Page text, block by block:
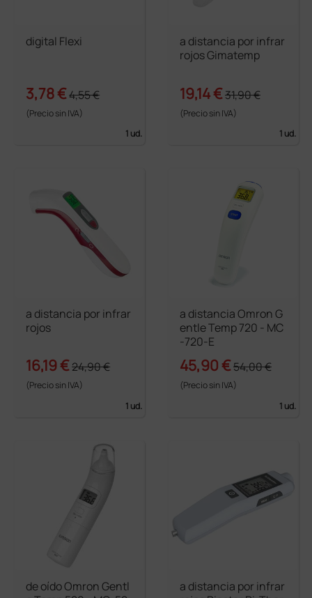
digital Flexi
3,78 €4,55 €
(Precio sin IVA)
1 ud.
a distancia por infrar
rojos Gimatemp
19,14 €31,90 €
(Precio sin IVA)
1 ud.
a distancia por infrar
rojos
16,19 €24,90 €
(Precio sin IVA)
1 ud.
a distancia Omron G
entle Temp 720 - MC
-720-E
45,90 €54,00 €
(Precio sin IVA)
1 ud.
de oído Omron Gentl
a distancia por infrar